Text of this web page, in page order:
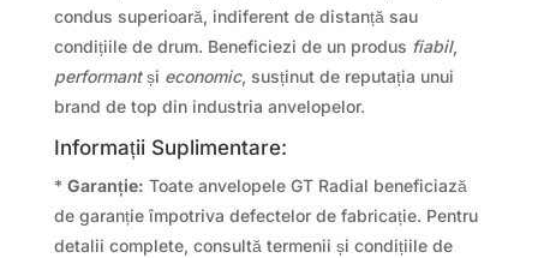
condus superioară, indiferent de distanță sau
condițiile de drum. Beneficiezi de un produs fiabil,
performantși economic, susținut de reputația unui
brand de top din industria anvelopelor.
Informații Suplimentare:
* Garanție: Toate anvelopele GT Radial beneficiază
de garanție împotriva defectelor de fabricație. Pentru
detalii complete, consultă termenii și condițiile de